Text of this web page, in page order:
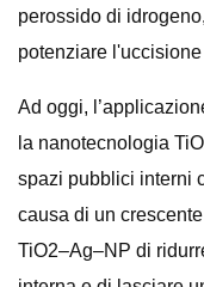
perossido di
potenziare
Ad oggi,
la nanotecnologia
spazi pubblici interni
causa di un
TiO2–Ag–NP di